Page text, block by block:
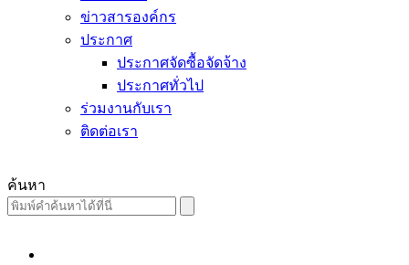
ข่าวสารองค์กร
ประกาศ
ประกาศจัดซื้อจัดจ้าง
ประกาศทั่วไป
ร่วมงานกับเรา
ติดต่อเรา
ค้นหา